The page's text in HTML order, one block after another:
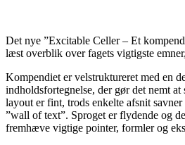
Det nye ”Excitable Celler – Et
læst overblik over fagets vigtigste
Kompendiet er velstruktureret med en
indholdsfortegnelse, der gør det nemt
layout er fint, trods enkelte afsnit
”wall of text”. Sproget er flydende og
fremhæve vigtige pointer, formler og